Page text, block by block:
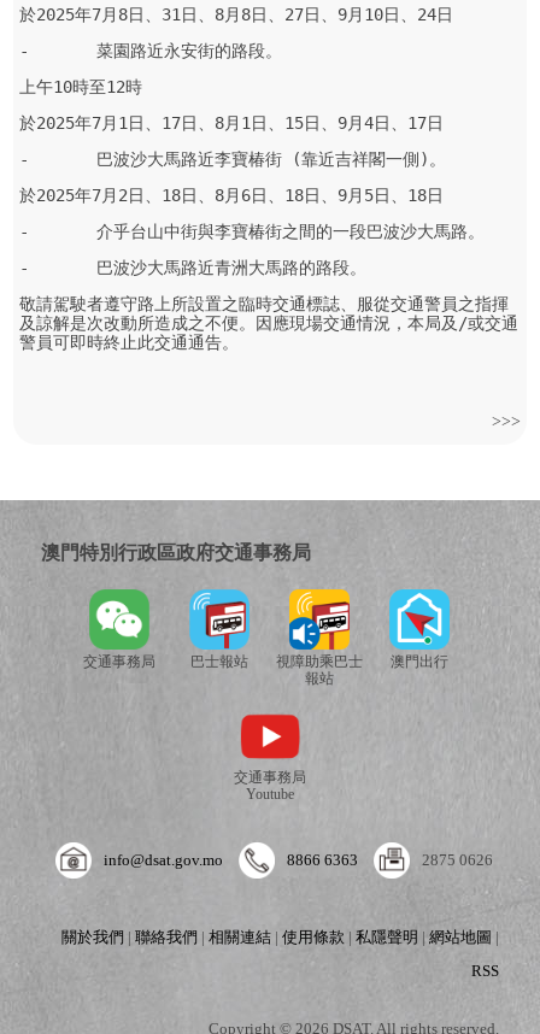
於2025年7月8日、31日、8月8日、27日、9月10日、24日
-	菜園路近永安街的路段。
上午10時至12時
於2025年7月1日、17日、8月1日、15日、9月4日、17日
-	巴波沙大馬路近李寶椿街 (靠近吉祥閣一側)。
於2025年7月2日、18日、8月6日、18日、9月5日、18日
-	介乎台山中街與李寶椿街之間的一段巴波沙大馬路。
-	巴波沙大馬路近青洲大馬路的路段。
敬請駕駛者遵守路上所設置之臨時交通標誌、服從交通警員之指揮
及諒解是次改動所造成之不便。因應現場交通情況，本局及/或交通
警員可即時終止此交通通告。
>>>
澳門特別行政區政府交通事務局
交通事務局 巴士報站
視障助乘巴士
報站
澳門出行
交通事務局
Youtube
info@dsat.gov.mo 8866 6363 2875 0626
關於我們 |聯絡我們 |相關連結 |使用條款 |私隱聲明 |網站地圖 |
RSS
Copyright © 2026 DSAT. All rights reserved.